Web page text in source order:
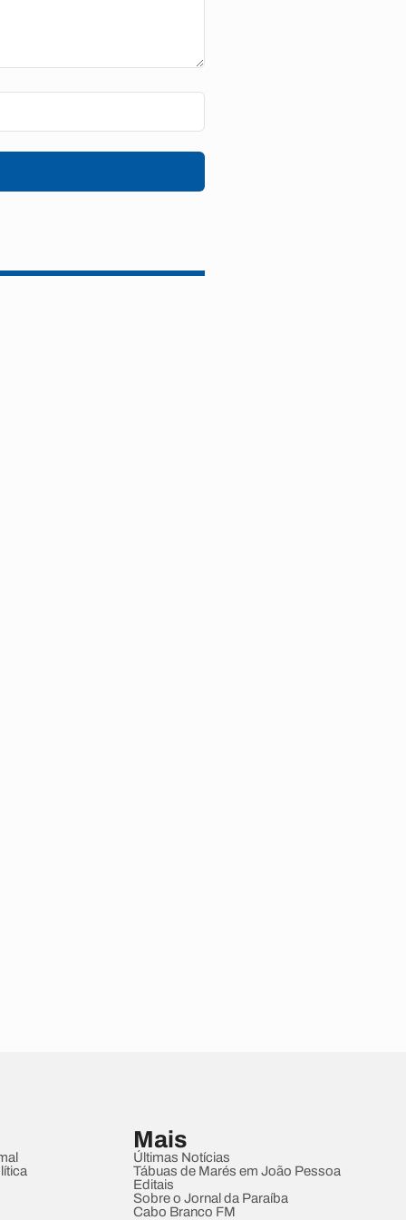
Mais
Últimas Notícias
Tábuas de Marés em João Pessoa
Editais
Sobre o Jornal da Paraíba
Cabo Branco FM